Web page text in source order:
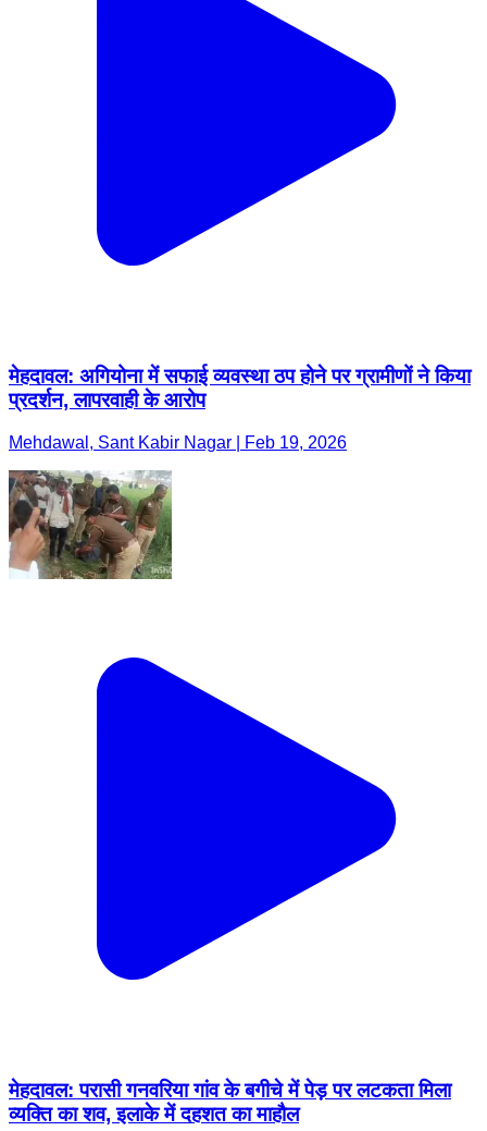
मेहदावल: अगियोना में सफाई व्यवस्था ठप होने पर ग्रामीणों ने किया
प्रदर्शन, लापरवाही के आरोप
Mehdawal, Sant Kabir Nagar | Feb 19, 2026
मेहदावल: परासी गनवरिया गांव के बगीचे में पेड़ पर लटकता मिला
व्यक्ति का शव, इलाके में दहशत का माहौल